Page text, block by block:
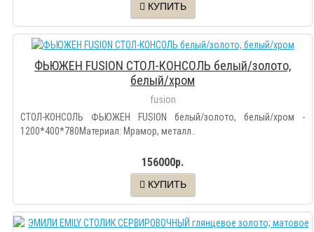
КУПИТЬ
ФЬЮЖЕН FUSION СТОЛ-КОНСОЛЬ белый/золото,
белый/хром
fusion
СТОЛ-КОНСОЛЬ ФЬЮЖЕН FUSION белый/золото, белый/хром -
1200*400*780Материал: Мрамор, металл..
156000р.
КУПИТЬ